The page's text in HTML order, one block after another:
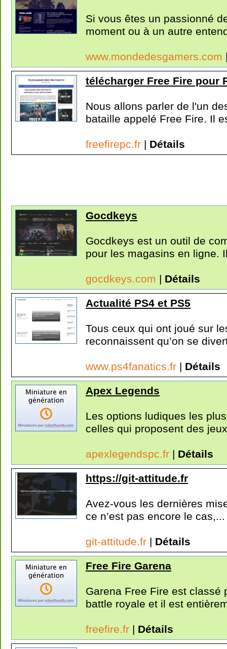
Si vous êtes un passionné
moment ou à un autre
www.mondedesgamers.com
télécharger Free Fire pour
Nous allons parler de l'un
bataille appelé Free Fire. Il
freefirepc.fr | Détails
Gocdkeys
Gocdkeys est un outil de
pour les magasins en ligne.
gocdkeys.com | Détails
Actualité PS4 et PS5
Tous ceux qui ont joué sur
reconnaissent qu’on se
www.ps4fanatics.fr | Détails
Apex Legends
Les options ludiques les
celles qui proposent des
apexlegendspc.fr | Détails
https://git-attitude.fr
Avez-vous les dernières
ce n’est pas encore le cas,...
git-attitude.fr | Détails
Free Fire Garena
Garena Free Fire est classé
battle royale et il est
freefire.fr | Détails